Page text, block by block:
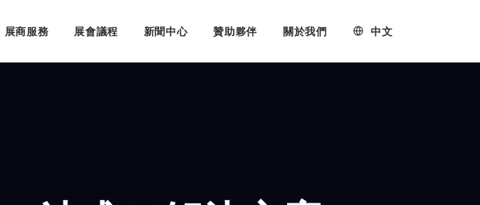
展商服務 展會議程 新聞中心 贊助夥伴 關於我們 中文